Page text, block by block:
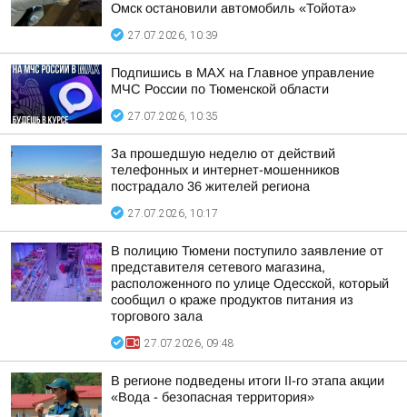
Омск остановили автомобиль «Тойота»
27.07.2026, 10:39
Подпишись в МАХ на Главное управление
МЧС России по Тюменской области
27.07.2026, 10:35
За прошедшую неделю от действий
телефонных и интернет-мошенников
пострадало 36 жителей региона
27.07.2026, 10:17
В полицию Тюмени поступило заявление от
представителя сетевого магазина,
расположенного по улице Одесской, который
сообщил о краже продуктов питания из
торгового зала
27.07.2026, 09:48
В регионе подведены итоги II-го этапа акции
«Вода - безопасная территория»